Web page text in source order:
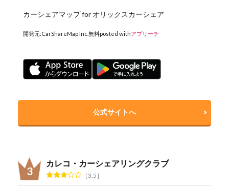
カーシェアマップ for オリックスカーシェア
開発元:CarShareMap Inc.無料posted withアプリーチ
公式サイトへ
カレコ・カーシェアリングクラブ
3.5